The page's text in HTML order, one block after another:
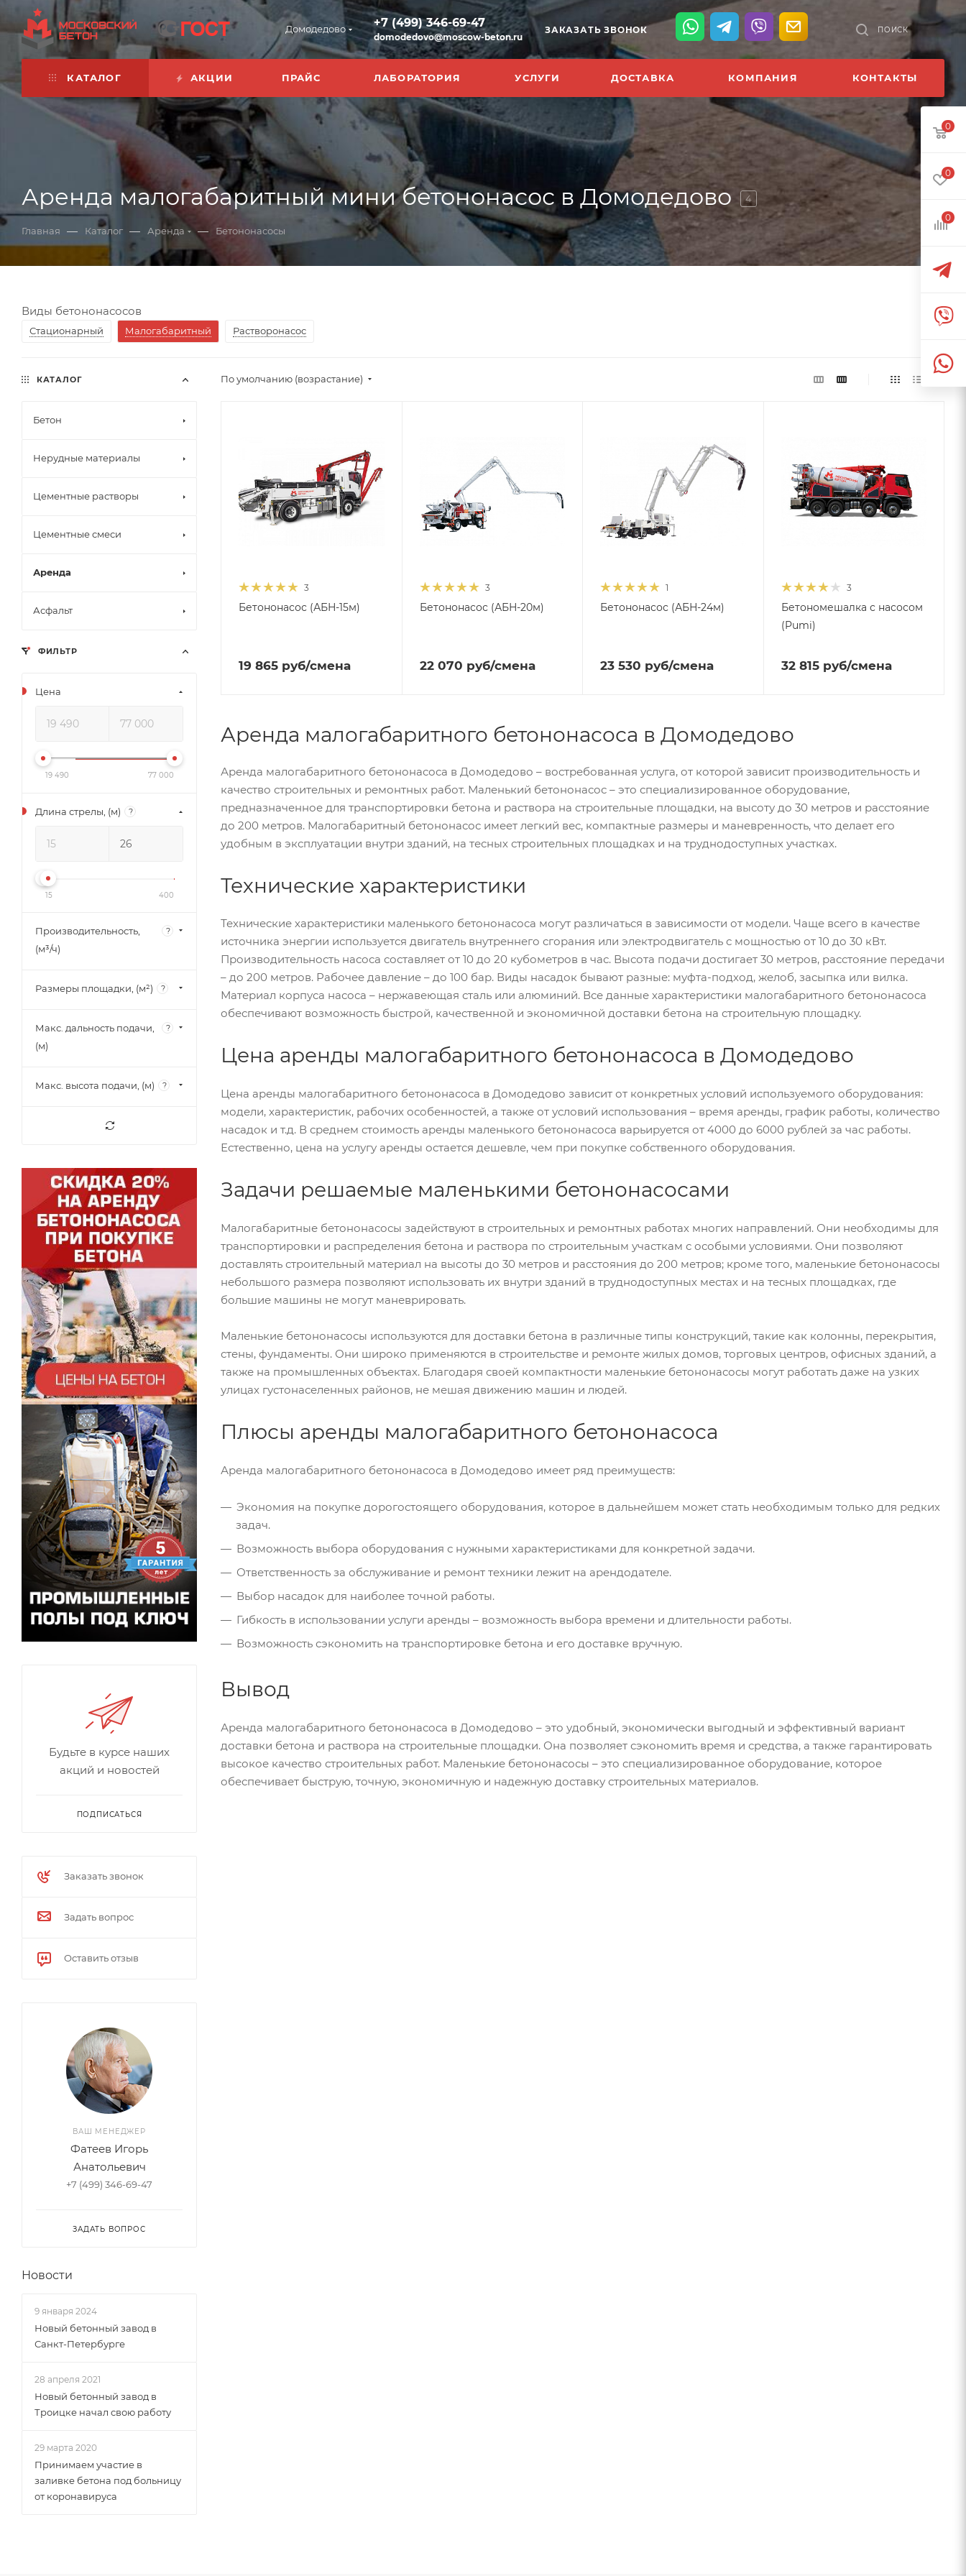
Домодедово +7 (499) 346-69-47
domodedovo@moscow-beton.ru
ЗАКАЗАТЬ ЗВОНОК ПОИСК
КАТАЛОГ АКЦИИ ПРАЙС ЛАБОРАТОРИЯ УСЛУГИ ДОСТАВКА КОМПАНИЯ КОНТАКТЫ
Аренда малогабаритный мини бетононасос в Домодедово 4
Главная — Каталог — Аренда — Бетононасосы
Виды бетононасосов
Стационарный Малогабаритный Растворонасос
По умолчанию (возрастание)
3
Бетононасос (АБН-15м)
19 865 руб/смена
3
Бетононасос (АБН-20м)
22 070 руб/смена
1
Бетононасос (АБН-24м)
23 530 руб/смена
3
Бетономешалка с насосом
(Pumi)
32 815руб/смена
Аренда малогабаритного бетононасоса в Домодедово
Аренда малогабаритного бетононасоса в Домодедово – востребованная услуга, от которой зависит производительность и
качество строительных и ремонтных работ. Маленький бетононасос – это специализированное оборудование,
предназначенное для транспортировки бетона и раствора на строительные площадки, на высоту до 30 метров и расстояние
до 200 метров. Малогабаритный бетононасос имеет легкий вес, компактные размеры и маневренность, что делает его
удобным в эксплуатации внутри зданий, на тесных строительных площадках и на труднодоступных участках.
Технические характеристики
Технические характеристики маленького бетононасоса могут различаться в зависимости от модели. Чаще всего в качестве
источника энергии используется двигатель внутреннего сгорания или электродвигатель с мощностью от 10 до 30 кВт.
Производительность насоса составляет от 10 до 20 кубометров в час. Высота подачи достигает 30 метров, расстояние передачи
– до 200 метров. Рабочее давление – до 100 бар. Виды насадок бывают разные: муфта-подход, желоб, засыпка или вилка.
Материал корпуса насоса – нержавеющая сталь или алюминий. Все данные характеристики малогабаритного бетононасоса
обеспечивают возможность быстрой, качественной и экономичной доставки бетона на строительную площадку.
Цена аренды малогабаритного бетононасоса в Домодедово
Цена аренды малогабаритного бетононасоса в Домодедово зависит от конкретных условий используемого оборудования:
модели, характеристик, рабочих особенностей, а также от условий использования – время аренды, график работы, количество
насадок и т.д. В среднем стоимость аренды маленького бетононасоса варьируется от 4000 до 6000 рублей за час работы.
Естественно, цена на услугу аренды остается дешевле, чем при покупке собственного оборудования.
Задачи решаемые маленькими бетононасосами
Малогабаритные бетононасосы задействуют в строительных и ремонтных работах многих направлений. Они необходимы для
транспортировки и распределения бетона и раствора по строительным участкам с особыми условиями. Они позволяют
доставлять строительный материал на высоты до 30 метров и расстояния до 200 метров; кроме того, маленькие бетононасосы
небольшого размера позволяют использовать их внутри зданий в труднодоступных местах и на тесных площадках, где
большие машины не могут маневрировать.
Маленькие бетононасосы используются для доставки бетона в различные типы конструкций, такие как колонны, перекрытия,
стены, фундаменты. Они широко применяются в строительстве и ремонте жилых домов, торговых центров, офисных зданий, а
также на промышленных объектах. Благодаря своей компактности маленькие бетононасосы могут работать даже на узких
улицах густонаселенных районов, не мешая движению машин и людей.
Плюсы аренды малогабаритного бетононасоса
Аренда малогабаритного бетононасоса в Домодедово имеет ряд преимуществ:
Экономия на покупке дорогостоящего оборудования, которое в дальнейшем может стать необходимым только для редких
задач.
Возможность выбора оборудования с нужными характеристиками для конкретной задачи.
Ответственность за обслуживание и ремонт техники лежит на арендодателе.
Выбор насадок для наиболее точной работы.
Гибкость в использовании услуги аренды – возможность выбора времени и длительности работы.
Возможность сэкономить на транспортировке бетона и его доставке вручную.
Вывод
Аренда малогабаритного бетононасоса в Домодедово – это удобный, экономически выгодный и эффективный вариант
доставки бетона и раствора на строительные площадки. Она позволяет сэкономить время и средства, а также гарантировать
высокое качество строительных работ. Маленькие бетононасосы – это специализированное оборудование, которое
обеспечивает быструю, точную, экономичную и надежную доставку строительных материалов.
КАТАЛОГ
Бетон
Нерудные материалы
Цементные растворы
Цементные смеси
Аренда
Асфальт
ФИЛЬТР
Цена
19 490 77 000
Длина стрелы, (м) ?
15 400
Производительность,
(м³/ч)
?
Размеры площадки, (м²) ?
Макс. дальность подачи,
(м)
?
Макс. высота подачи, (м) ?
Будьте в курсе наших
акций и новостей
ПОДПИСАТЬСЯ
Заказать звонок
Задать вопрос
Оставить отзыв
ВАШ МЕНЕДЖЕР
Фатеев Игорь
Анатольевич
+7 (499) 346-69-47
ЗАДАТЬ ВОПРОС
Новости
9 января 2024
Новый бетонный завод в
Санкт-Петербурге
28 апреля 2021
Новый бетонный завод в
Троицке начал свою работу
29 марта 2020
Принимаем участие в
заливке бетона под больницу
от коронавируса
0
0
0